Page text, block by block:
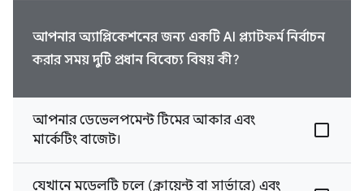
আপনার অ্যাপ্লিকেশনের জন্য একটি AI প্ল্যাটফর্ম নির্বাচন
করার সময় দুটি প্রধান বিবেচ্য বিষয় কী?
আপনার ডেভেলপমেন্ট টিমের আকার এবং
মার্কেটিং বাজেট।
যেখানে মডেলটি চলে (ক্লায়েন্ট বা সার্ভারে) এবং